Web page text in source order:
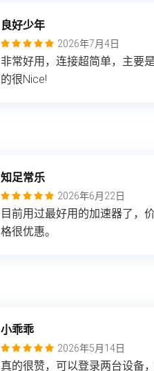
良好少年
2026年7月4日
非常好用，连接超简单，主要
的很Nice!
知足常乐
2026年6月22日
目前用过最好用的加速器了，
格很优惠。
小乖乖
2026年5月14日
真的很赞，可以登录两台设备